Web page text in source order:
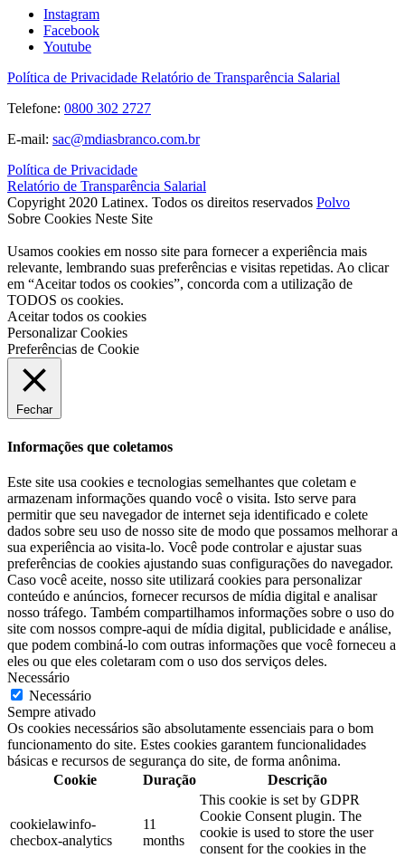
Instagram
Facebook
Youtube
Política de Privacidade Relatório de Transparência Salarial
Telefone: 0800 302 2727
E-mail: sac@mdiasbranco.com.br
Política de Privacidade
Relatório de Transparência Salarial
Copyright 2020 Latinex. Todos os direitos reservados Polvo
Sobre Cookies Neste Site
Usamos cookies em nosso site para fornecer a experiência mais
relevante, lembrando suas preferências e visitas repetidas. Ao clicar
em “Aceitar todos os cookies”, concorda com a utilização de
TODOS os cookies.
Aceitar todos os cookies
Personalizar Cookies
Preferências de Cookie
Fechar
Informações que coletamos
Este site usa cookies e tecnologias semelhantes que coletam e
armazenam informações quando você o visita. Isto serve para
permitir que seu navegador de internet seja identificado e colete
dados sobre seu uso de nosso site de modo que possamos melhorar a
sua experiência ao visita-lo. Você pode controlar e ajustar suas
preferências de cookies ajustando suas configurações do navegador.
Caso você aceite, nosso site utilizará cookies para personalizar
conteúdo e anúncios, fornecer recursos de mídia digital e analisar
nosso tráfego. Também compartilhamos informações sobre o uso do
site com nossos compre-aqui de mídia digital, publicidade e análise,
que podem combiná-lo com outras informações que você forneceu a
eles ou que eles coletaram com o uso dos serviços deles.
Necessário
Necessário
Sempre ativado
Os cookies necessários são absolutamente essenciais para o bom
funcionamento do site. Estes cookies garantem funcionalidades
básicas e recursos de segurança do site, de forma anônima.
Cookie
Duração Descrição
cookielawinfo-
checbox-analytics
11
months
This cookie is set by GDPR
Cookie Consent plugin. The
cookie is used to store the user
consent for the cookies in the